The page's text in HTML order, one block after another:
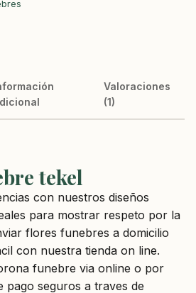
Valoraciones
(1)
tekel
con nuestros diseños
para mostrar respeto por la
flores funebres a domicilio
con nuestra tienda on line.
funebre via online o por
pago seguros a traves de